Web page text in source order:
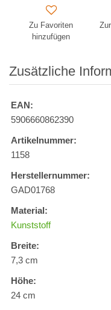
Zu Favoriten
hinzufügen
Zusätzliche
EAN:
5906660862390
Artikelnummer:
1158
Herstellernummer:
GAD01768
Material:
Kunststoff
Breite:
7,3 cm
Höhe:
24 cm